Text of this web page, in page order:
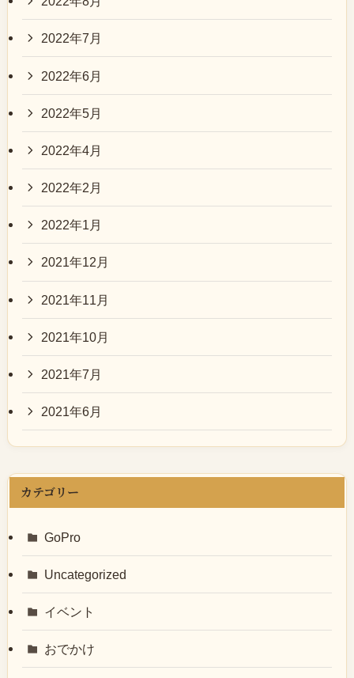
2022年7月
2022年6月
2022年5月
2022年4月
2022年2月
2022年1月
2021年12月
2021年11月
2021年10月
2021年7月
2021年6月
カテゴリー
GoPro
Uncategorized
イベント
おでかけ